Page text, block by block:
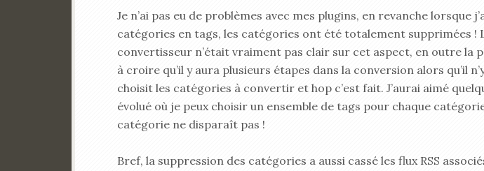
Je n’ai pas eu de problèmes avec mes plugins, en revanche lorsque
catégories en tags, les catégories ont été totalement supprimées !
convertisseur n’était vraiment pas clair sur cet aspect, en outre la
à croire qu’il y aura plusieurs étapes dans la conversion alors qu’il
choisit les catégories à convertir et hop c’est fait. J’aurai aimé
évolué où je peux choisir un ensemble de tags pour chaque
catégorie ne disparaît pas !
Bref, la suppression des catégories a aussi cassé les flux RSS